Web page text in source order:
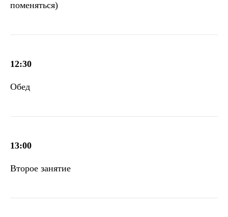
поменяться)
12:30
Обед
13:00
Второе занятие